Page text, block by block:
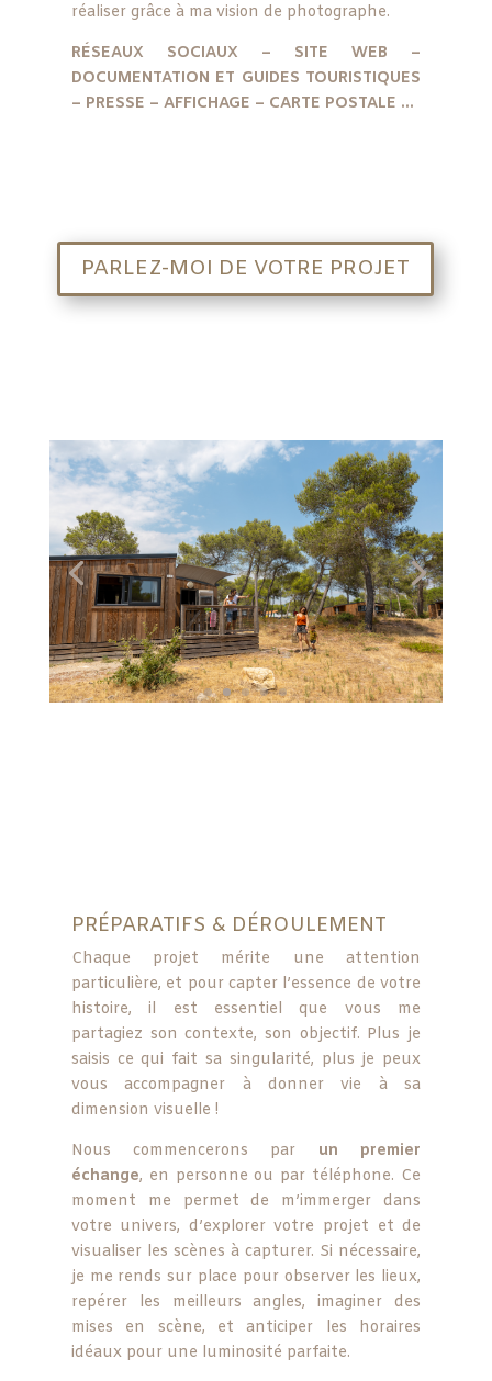
réaliser grâce à ma vision de photographe.
RÉSEAUX SOCIAUX – SITE WEB –
DOCUMENTATION ET GUIDES TOURISTIQUES
– PRESSE – AFFICHAGE – CARTE POSTALE …
PARLEZ-MOI DE VOTRE PROJET
PRÉPARATIFS & DÉROULEMENT
Chaque projet mérite une attention
particulière, et pour capter l’essence de votre
histoire, il est essentiel que vous me
partagiez son contexte, son objectif. Plus je
saisis ce qui fait sa singularité, plus je peux
vous accompagner à donner vie à sa
dimension visuelle !
Nous commencerons par un premier
échange, en personne ou par téléphone. Ce
moment me permet de m’immerger dans
votre univers, d’explorer votre projet et de
visualiser les scènes à capturer. Si nécessaire,
je me rends sur place pour observer les lieux,
repérer les meilleurs angles, imaginer des
mises en scène, et anticiper les horaires
idéaux pour une luminosité parfaite.